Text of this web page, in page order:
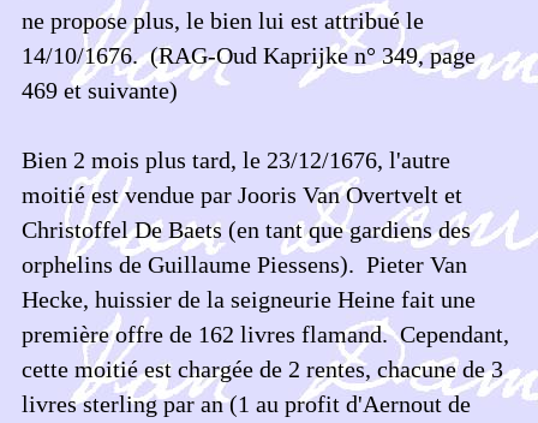
ne propose plus, le bien lui est attribué le
14/10/1676. (RAG-Oud Kaprijke n° 349, page
469 et suivante)
Bien 2 mois plus tard, le 23/12/1676, l'autre
moitié est vendue par Jooris Van Overtvelt et
Christoffel De Baets (en tant que gardiens des
orphelins de Guillaume Piessens). Pieter Van
Hecke, huissier de la seigneurie Heine fait une
première offre de 162 livres flamand. Cependant,
cette moitié est chargée de 2 rentes, chacune de 3
livres sterling par an (1 au profit d'Aernout de